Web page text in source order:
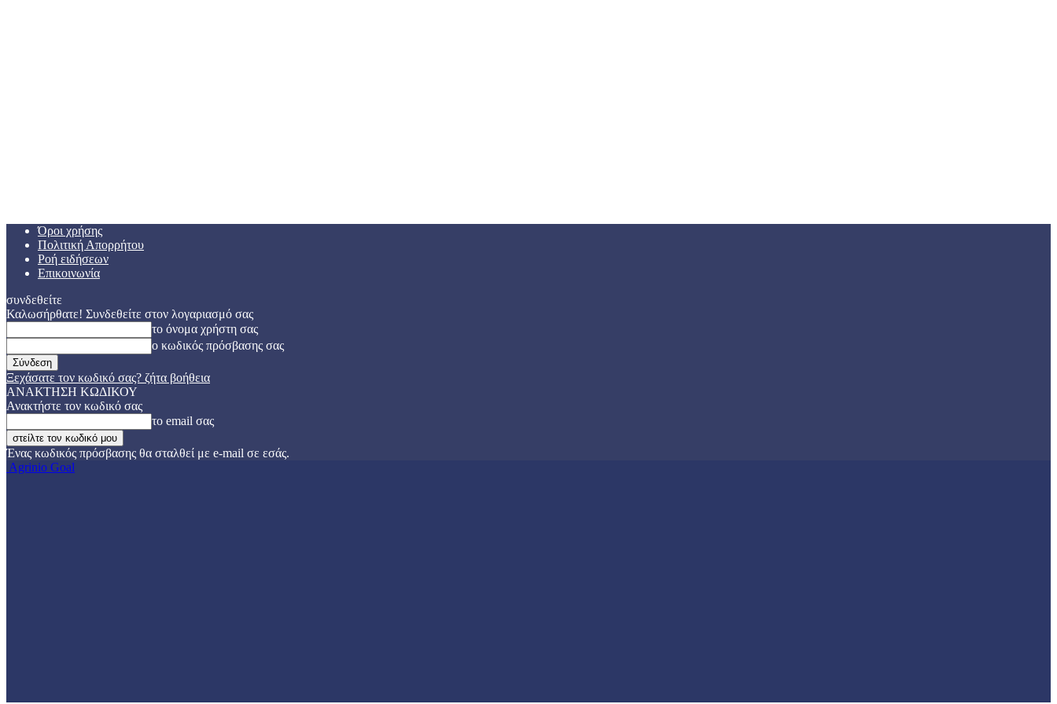
Όροι χρήσης
Πολιτική Απορρήτου
Ροή ειδήσεων
Επικοινωνία
συνδεθείτε
Καλωσήρθατε! Συνδεθείτε στον λογαριασμό σας
το όνομα χρήστη σας
ο κωδικός πρόσβασης σας
Ξεχάσατε τον κωδικό σας? ζήτα βοήθεια
ΑΝΑΚΤΗΣΗ ΚΩΔΙΚΟΥ
Ανακτήστε τον κωδικό σας
το email σας
Ένας κωδικός πρόσβασης θα σταλθεί με e-mail σε εσάς.
Agrinio Goal